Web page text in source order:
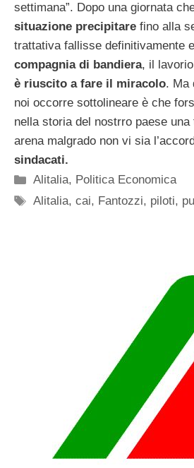
settimana”. Dopo una giornata
situazione precipitare fino alla
trattativa fallisse definitivamente
compagnia di bandiera, il
è riuscito a fare il miracolo. Ma
noi occorre sottolineare è che
nella storia del nostrro paese
arena malgrado non vi sia
sindacati.
Categorie
Alitalia, Politica Economica
Tag
Alitalia,cai, Fantozzi, piloti,